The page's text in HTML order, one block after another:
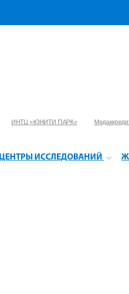
ИНТЦ «ЮНИТИ ПАРК»
ЦЕНТРЫ ИССЛЕДОВАНИЙ